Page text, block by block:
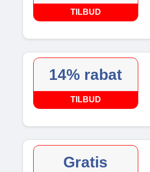
TILBUD
14% rabat
TILBUD
Gratis